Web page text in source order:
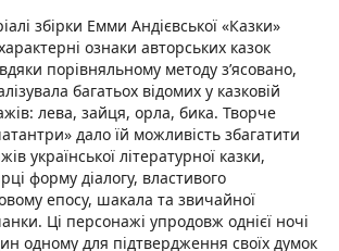
збірки Емми Андієвської «Казки»
ознаки авторських казок
порівняльному методу з’ясовано,
багатьох відомих у казковій
лева, зайця, орла, бика. Творче
дало їй можливість збагатити
української літературної казки,
форму діалогу, властивого
епосу, шакала та звичайної
Ці персонажі упродовж однієї ночі
одному для підтвердження своїх думок